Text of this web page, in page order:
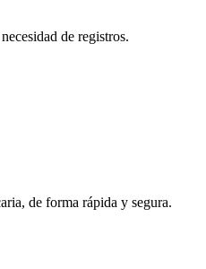
de registros.
de forma rápida y segura.